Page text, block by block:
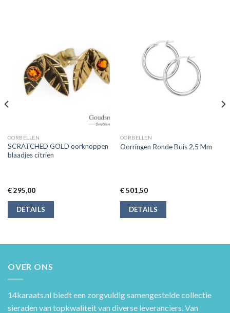
OORBELLEN
SCRATCHED GOLD oorknoppen
blaadjes citrien
€295,00
DETAILS
OORBELLEN
Oorringen Ronde Buis 2,5 Mm
€501,50
DETAILS
OVER ONS
14karaats.nl biedt een zorgvuldig samengestelde collectie
sieraden van topkwaliteit van diverse leveranciers. Van